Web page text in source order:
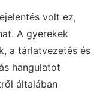
volt ez,
A gyerekek
a tárlatvezetés és
hangulatot
általában